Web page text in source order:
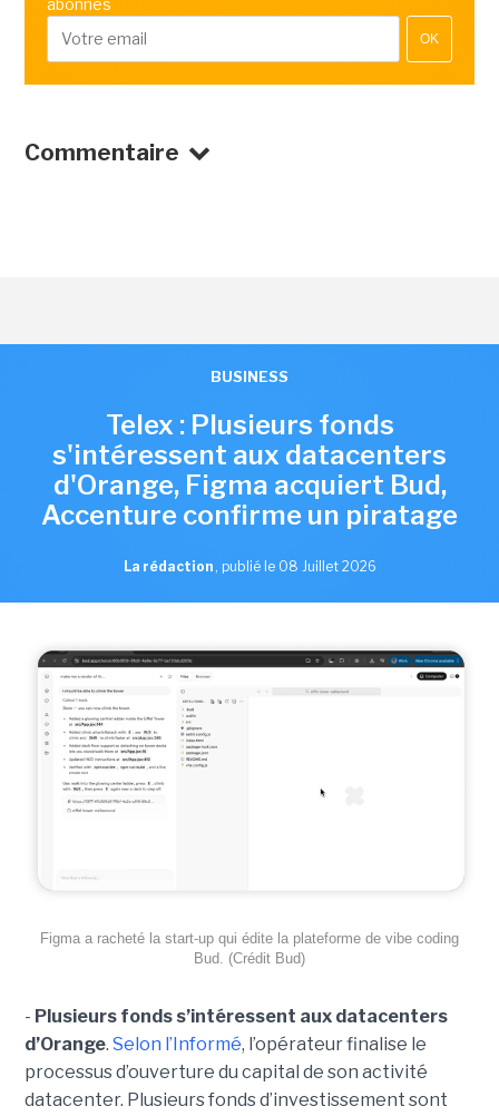
OK
Commentaire
BUSINESS
Telex : Plusieurs fonds
s'intéressent aux datacenters
d'Orange, Figma acquiert Bud,
Accenture confirme un piratage
La rédaction , publié le 08 Juillet 2026
Figma a racheté la start-up qui édite la plateforme de vibe coding
Bud. (Crédit Bud)
- Plusieurs fonds s’intéressent aux datacenters
d’Orange. Selon l’Informé, l’opérateur finalise le
processus d’ouverture du capital de son activité
datacenter. Plusieurs fonds d’investissement sont